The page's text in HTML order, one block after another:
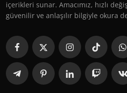
içerikleri sunar. Amacımız, hızlı
güvenilir ve anlaşılır bilgiyle okura